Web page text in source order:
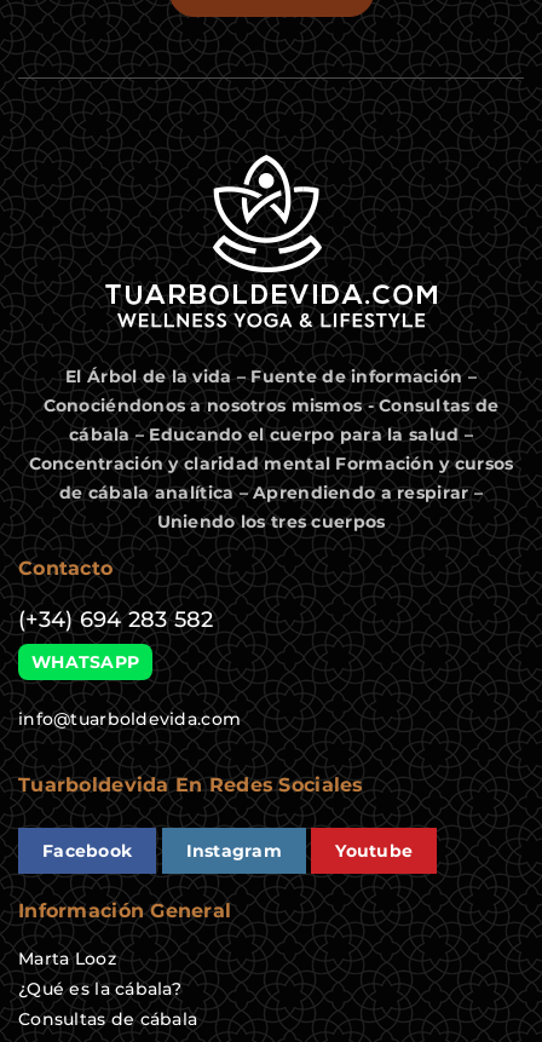
El Árbol de la vida – Fuente de información –
Conociéndonos a nosotros mismos - Consultas de
cábala – Educando el cuerpo para la salud –
Concentración y claridad mental Formación y cursos
de cábala analítica – Aprendiendo a respirar –
Uniendo los tres cuerpos
Contacto
(+34) 694 283 582
WHATSAPP
info@tuarboldevida.com
Tuarboldevida En Redes Sociales
Facebook Instagram Youtube
Información General
Marta Looz
¿Qué es la cábala?
Consultas de cábala